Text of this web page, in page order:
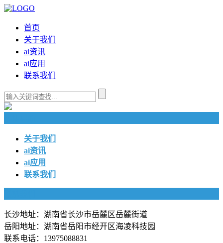
首页
关于我们
ai资讯
ai应用
联系我们
关于我们
ai资讯
ai应用
联系我们
长沙地址：湖南省长沙市岳麓区岳麓街道
岳阳地址：湖南省岳阳市经开区海凌科技园
联系电话：13975088831